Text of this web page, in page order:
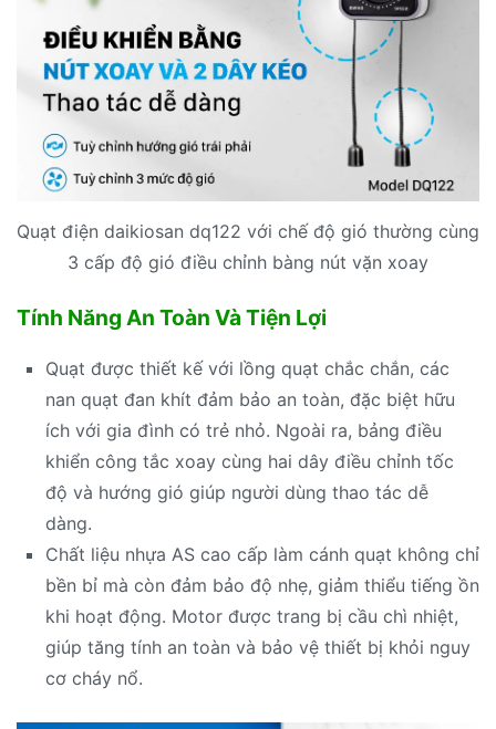
Quạt điện daikiosan dq122 với chế độ gió thường cùng
3 cấp độ gió điều chỉnh bàng nút vặn xoay
Tính Năng An Toàn Và Tiện Lợi
Quạt được thiết kế với lồng quạt chắc chắn, các
nan quạt đan khít đảm bảo an toàn, đặc biệt hữu
ích với gia đình có trẻ nhỏ. Ngoài ra, bảng điều
khiển công tắc xoay cùng hai dây điều chỉnh tốc
độ và hướng gió giúp người dùng thao tác dễ
dàng.
Chất liệu nhựa AS cao cấp làm cánh quạt không chỉ
bền bỉ mà còn đảm bảo độ nhẹ, giảm thiểu tiếng ồn
khi hoạt động. Motor được trang bị cầu chì nhiệt,
giúp tăng tính an toàn và bảo vệ thiết bị khỏi nguy
cơ cháy nổ.